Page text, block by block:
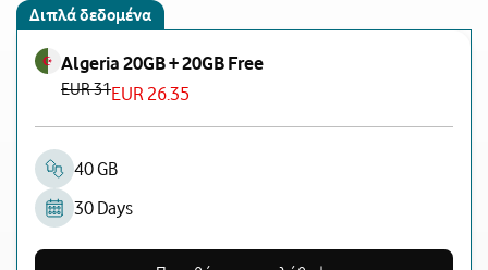
Διπλά δεδομένα
Algeria 20GB + 20GB Free
EUR 31EUR 26.35
40 GB
30 Days